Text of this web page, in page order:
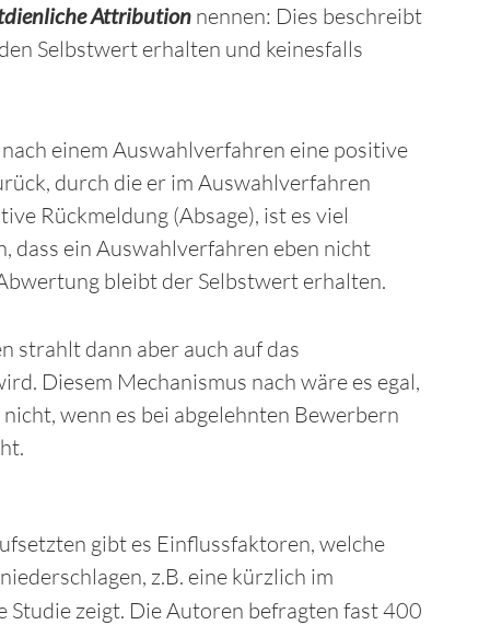
Attribution nennen: Dies beschreibt
Selbstwert erhalten und keinesfalls
einem Auswahlverfahren eine positive
durch die er im Auswahlverfahren
Rückmeldung (Absage), ist es viel
dass ein Auswahlverfahren eben nicht
bleibt der Selbstwert erhalten.
strahlt dann aber auch auf das
Diesem Mechanismus nach wäre es egal,
wenn es bei abgelehnten Bewerbern
gibt es Einflussfaktoren, welche
z.B. eine kürzlich im
Studie zeigt. Die Autoren befragten fast 400